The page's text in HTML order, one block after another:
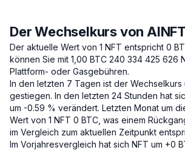
Der Wechselkurs von
Der aktuelle Wert von 1 NFT entspricht 0
können Sie mit 1,00 BTC 240 334 425 626
Plattform- oder Gasgebühren.
In den letzten 7 Tagen ist der Wechselkurs
gestiegen. In den letzten 24 Stunden hat
um -0.59 % verändert. Letzten Monat um
Wert von 1 NFT 0 BTC, was einem
im Vergleich zum aktuellen Zeitpunkt
Im Vorjahresvergleich hat sich NFT um +0